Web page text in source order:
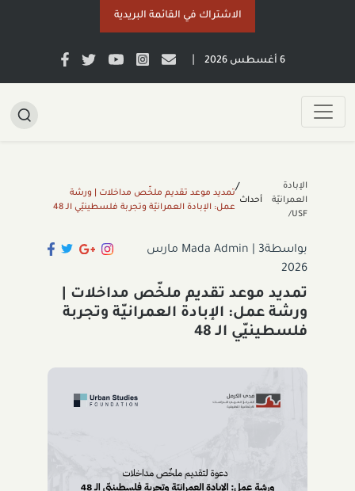
الاشتراك في القائمة البريدية
6 أغسطس 2026
الإبادة
العمرانيّة
USF/
أحداث
/تمديد موعد تقديم ملخّص مداخلات | ورشة
عمل: الإبادة العمرانيّة وتجربة فلسطينيّي الـ 48
بواسطةMada Admin
3 مارس
2026
تمديد موعد تقديم ملخّص مداخلات |
ورشة عمل: الإبادة العمرانيّة وتجربة
فلسطينيّي الـ 48